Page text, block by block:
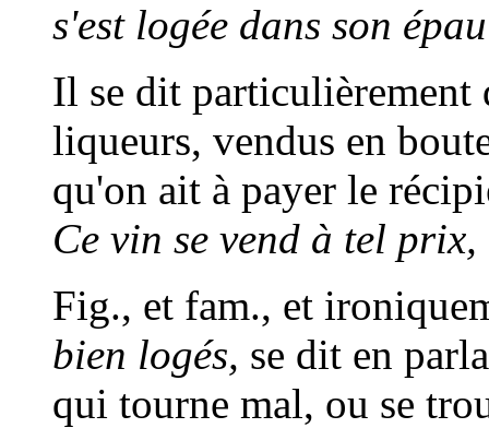
s'est logée dans son
Il se dit particulièrement
liqueurs, vendus en
qu'on ait à payer le
Ce vin se vend à tel
Fig., et fam., et
bien logés, se dit en
qui tourne mal, ou se